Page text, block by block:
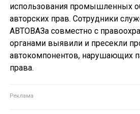
использования промышленных
авторских прав. Сотрудники
АВТОВАЗа совместно с
органами выявили и пресекли
автокомпонентов, нарушающих
права.